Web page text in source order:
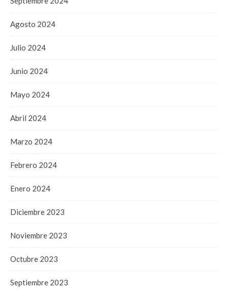
Agosto 2024
Julio 2024
Junio 2024
Mayo 2024
Abril 2024
Marzo 2024
Febrero 2024
Enero 2024
Diciembre 2023
Noviembre 2023
Octubre 2023
Septiembre 2023